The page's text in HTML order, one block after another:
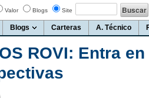
Valor Blogs Site
Blogs Carteras A. Técnico
ROVI: Entra